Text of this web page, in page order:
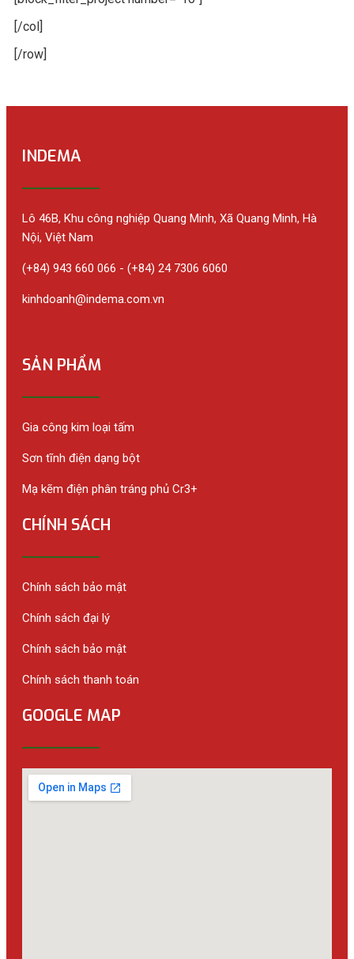
[/col]
[/row]
INDEMA
Lô 46B, Khu công nghiệp Quang Minh, Xã Quang Minh, Hà
Nội, Việt Nam
(+84) 943 660 066 - (+84) 24 7306 6060
kinhdoanh@indema.com.vn
SẢN PHẨM
Gia công kim loại tấm
Sơn tĩnh điện dạng bột
Mạ kẽm điện phân tráng phủ Cr3+
CHÍNH SÁCH
Chính sách bảo mật
Chính sách đại lý
Chính sách bảo mật
Chính sách thanh toán
GOOGLE MAP